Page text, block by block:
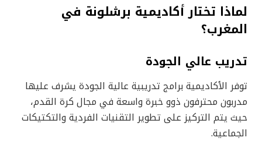
لماذا تختار أكاديمية برشلونة في
المغرب؟
تدريب عالي الجودة
توفر الأكاديمية برامج تدريبية عالية الجودة يشرف عليها
مدربون محترفون ذوو خبرة واسعة في مجال كرة القدم،
حيث يتم التركيز على تطوير التقنيات الفردية والتكتيكات
الجماعية.